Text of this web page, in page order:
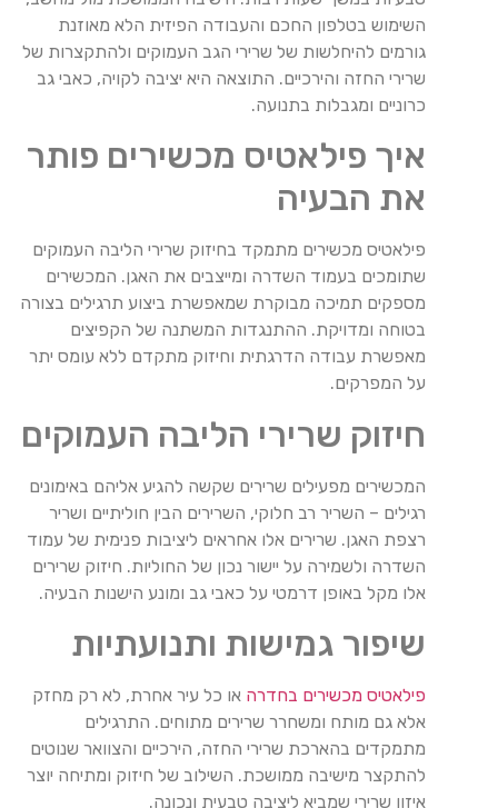
השימוש בטלפון החכם והעבודה הפיזית הלא מאוזנת
גורמים להיחלשות של שרירי הגב העמוקים ולהתקצרות של
שרירי החזה והירכיים. התוצאה היא יציבה לקויה, כאבי גב
כרוניים ומגבלות בתנועה.
איך פילאטיס מכשירים פותר
את הבעיה
פילאטיס מכשירים מתמקד בחיזוק שרירי הליבה העמוקים
שתומכים בעמוד השדרה ומייצבים את האגן. המכשירים
מספקים תמיכה מבוקרת שמאפשרת ביצוע תרגילים בצורה
בטוחה ומדויקת. ההתנגדות המשתנה של הקפיצים
מאפשרת עבודה הדרגתית וחיזוק מתקדם ללא עומס יתר
על המפרקים.
חיזוק שרירי הליבה העמוקים
המכשירים מפעילים שרירים שקשה להגיע אליהם באימונים
רגילים – השריר רב חלוקי, השרירים הבין חוליתיים ושריר
רצפת האגן. שרירים אלו אחראים ליציבות פנימית של עמוד
השדרה ולשמירה על יישור נכון של החוליות. חיזוק שרירים
אלו מקל באופן דרמטי על כאבי גב ומונע הישנות הבעיה.
שיפור גמישות ותנועתיות
פילאטיס מכשירים בחדרה או כל עיר אחרת, לא רק מחזק
אלא גם מותח ומשחרר שרירים מתוחים. התרגילים
מתמקדים בהארכת שרירי החזה, הירכיים והצוואר שנוטים
להתקצר מישיבה ממושכת. השילוב של חיזוק ומתיחה יוצר
איזון שרירי שמביא ליציבה טבעית ונכונה.